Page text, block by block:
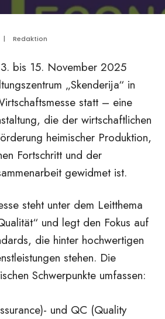
| Redaktion
bis 15. November 2025
„Skenderija“ in
statt – eine
die der wirtschaftlichen
heimischer Produktion,
Fortschritt und der
gewidmet ist.
steht unter dem Leitthema
und legt den Fokus auf
die hinter hochwertigen
stehen. Die
Schwerpunkte umfassen:
und QC (Quality